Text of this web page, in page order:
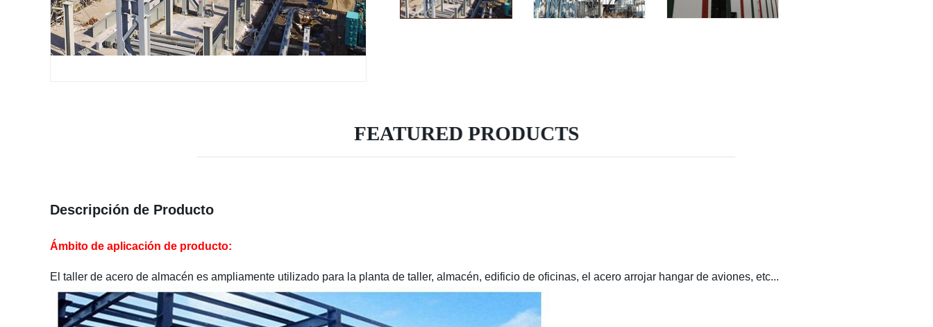
FEATURED PRODUCTS
Descripción de Producto
Ámbito de aplicación de producto:
El taller de acero de almacén es ampliamente utilizado para la planta de taller, almacén, edificio de oficinas, el acero arrojar hangar de aviones, etc...